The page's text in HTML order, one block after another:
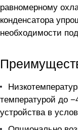
равномерному
конденсатора
необходимости
температурой до
устройства в